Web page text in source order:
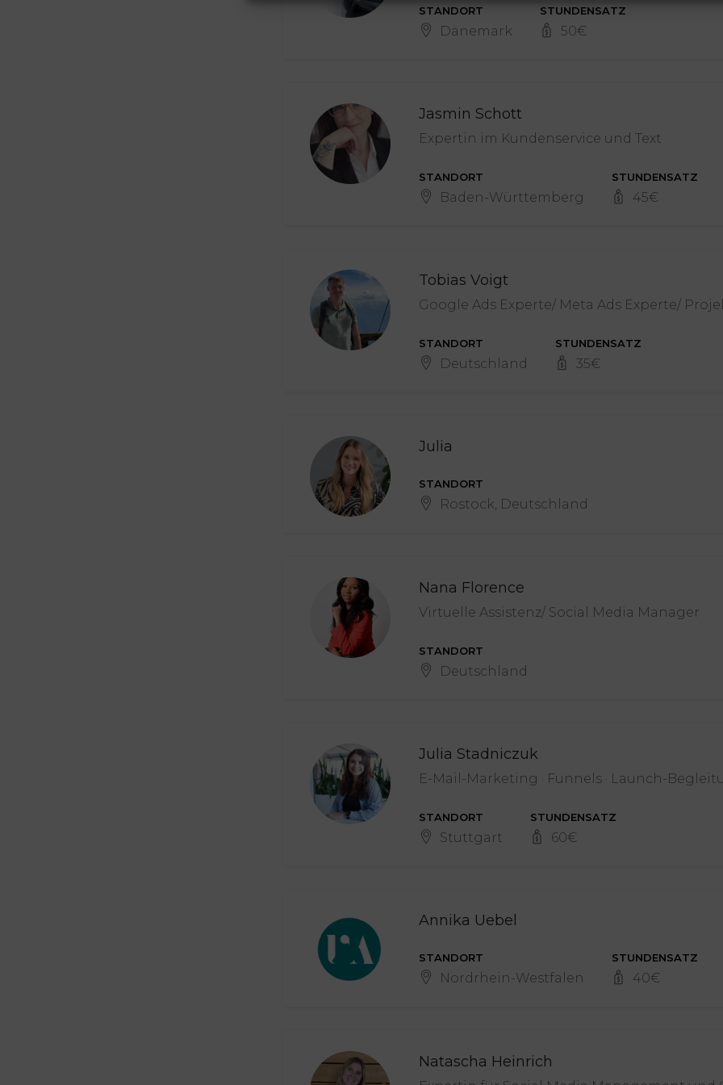
STANDORT
Dänemark
STUNDENSATZ
50€
Jasmin Schott
Expertin im Kundenservice und Text
STANDORT
Baden-Württemberg
STUNDENSATZ
45€
Tobias Voigt
Google Ads Experte/ Meta Ads Experte/
STANDORT
Deutschland
STUNDENSATZ
35€
Julia
STANDORT
Rostock, Deutschland
Nana Florence
Virtuelle Assistenz/ Social Media Manager
STANDORT
Deutschland
Julia Stadniczuk
E-Mail-Marketing · Funnels · Launch-
STANDORT
Stuttgart
STUNDENSATZ
60€
Annika Uebel
STANDORT
Nordrhein-Westfalen
STUNDENSATZ
40€
Natascha Heinrich